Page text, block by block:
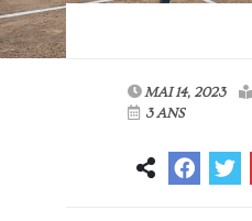
MAI 14, 2023
3 ANS